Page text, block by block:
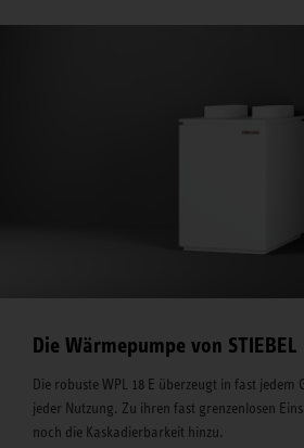
Die Wärmepumpe von STIEBEL
Die robuste WPL 18 E überzeugt in fast jedem
jeder Nutzung. Zu ihren fast grenzenlosen
noch die Kaskadierbarkeit hinzu.